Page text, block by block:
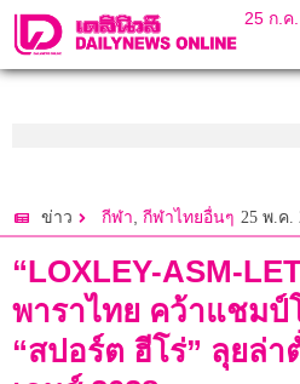
25 ก.ค
ข่าว กีฬา, กีฬาไทยอื่นๆ 25 พ.ค.
“LOXLEY-ASM-
พาราไทย คว้าแชม
“สปอร์ต ฮีโร่” ลุยล่